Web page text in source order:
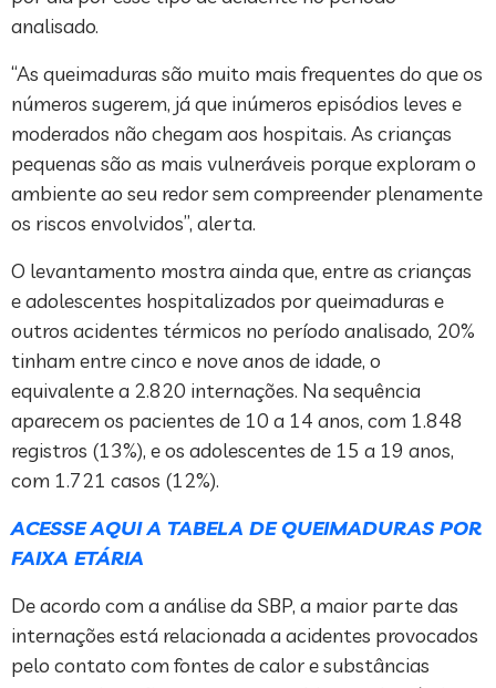
analisado.
“As queimaduras são muito mais frequentes do que os
números sugerem, já que inúmeros episódios leves e
moderados não chegam aos hospitais. As crianças
pequenas são as mais vulneráveis porque exploram o
ambiente ao seu redor sem compreender plenamente
os riscos envolvidos”, alerta.
O levantamento mostra ainda que, entre as crianças
e adolescentes hospitalizados por queimaduras e
outros acidentes térmicos no período analisado, 20%
tinham entre cinco e nove anos de idade, o
equivalente a 2.820 internações. Na sequência
aparecem os pacientes de 10 a 14 anos, com 1.848
registros (13%), e os adolescentes de 15 a 19 anos,
com 1.721 casos (12%).
ACESSE AQUI A TABELA DE QUEIMADURAS POR
FAIXA ETÁRIA
De acordo com a análise da SBP, a maior parte das
internações está relacionada a acidentes provocados
pelo contato com fontes de calor e substâncias